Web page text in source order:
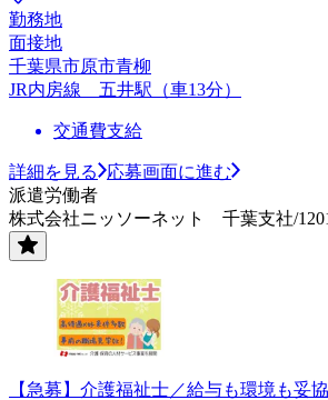
勤務地
面接地
千葉県市原市青柳
JR内房線 五井駅（車13分）
交通費支給
詳細を見る
応募画面に進む
派遣労働者
株式会社ニッソーネット 千葉支社/
【急募】介護福祉士／給与も環境も妥